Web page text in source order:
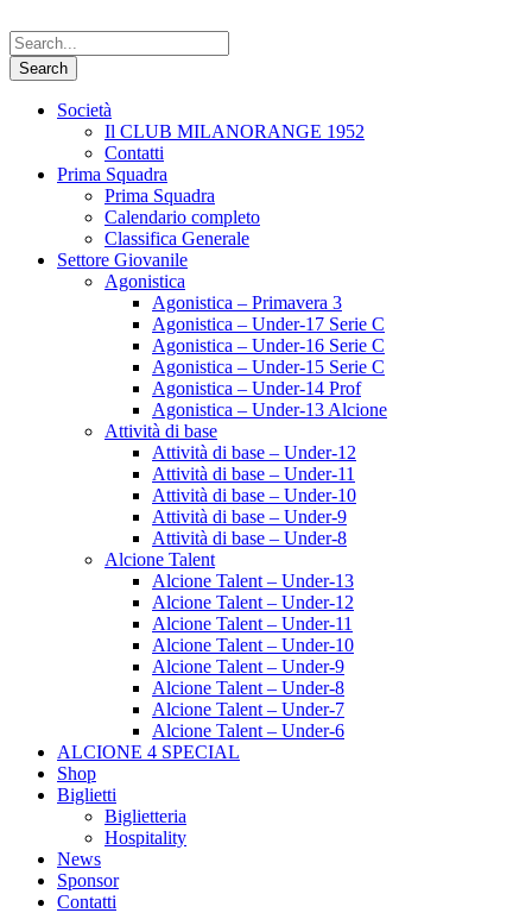
Società
Il CLUB MILANORANGE 1952
Contatti
Prima Squadra
Prima Squadra
Calendario completo
Classifica Generale
Settore Giovanile
Agonistica
Agonistica – Primavera 3
Agonistica – Under-17 Serie C
Agonistica – Under-16 Serie C
Agonistica – Under-15 Serie C
Agonistica – Under-14 Prof
Agonistica – Under-13 Alcione
Attività di base
Attività di base – Under-12
Attività di base – Under-11
Attività di base – Under-10
Attività di base – Under-9
Attività di base – Under-8
Alcione Talent
Alcione Talent – Under-13
Alcione Talent – Under-12
Alcione Talent – Under-11
Alcione Talent – Under-10
Alcione Talent – Under-9
Alcione Talent – Under-8
Alcione Talent – Under-7
Alcione Talent – Under-6
ALCIONE 4 SPECIAL
Shop
Biglietti
Biglietteria
Hospitality
News
Sponsor
Contatti